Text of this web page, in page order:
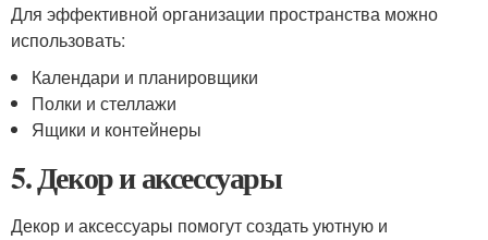
Для эффективной организации пространства можно
использовать:
Календари и планировщики
Полки и стеллажи
Ящики и контейнеры
5. Декор и аксессуары
Декор и аксессуары помогут создать уютную и